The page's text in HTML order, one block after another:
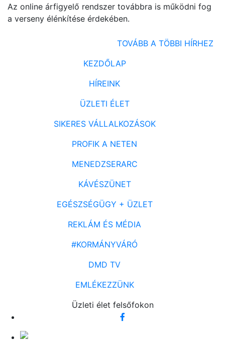
Az online árfigyelő rendszer továbbra is működni fog
a verseny élénkítése érdekében.
TOVÁBB A TÖBBI HÍRHEZ
KEZDŐLAP
HÍREINK
ÜZLETI ÉLET
SIKERES VÁLLALKOZÁSOK
PROFIK A NETEN
MENEDZSERARC
KÁVÉSZÜNET
EGÉSZSÉGÜGY + ÜZLET
REKLÁM ÉS MÉDIA
#KORMÁNYVÁRÓ
DMD TV
EMLÉKEZZÜNK
Üzleti élet felsőfokon